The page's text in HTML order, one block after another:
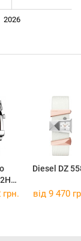
2026
Diesel DZ
грн. від 9 470